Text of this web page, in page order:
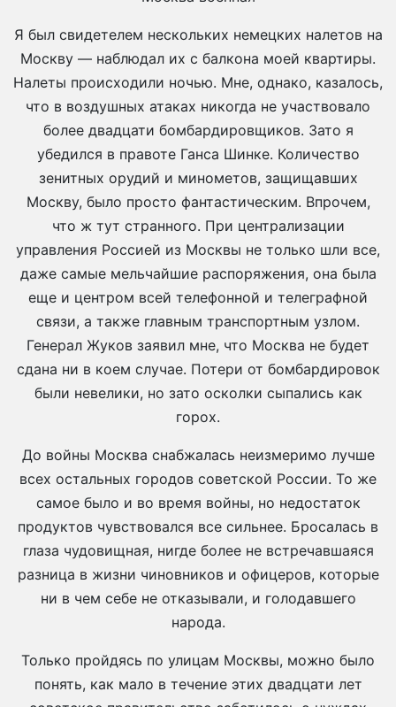
Я был свидетелем нескольких немецких налетов на
Москву — наблюдал их с балкона моей квартиры.
Налеты происходили ночью. Мне, однако, казалось,
что в воздушных атаках никогда не участвовало
более двадцати бомбардировщиков. Зато я
убедился в правоте Ганса Шинке. Количество
зенитных орудий и минометов, защищавших
Москву, было просто фантастическим. Впрочем,
что ж тут странного. При централизации
управления Россией из Москвы не только шли все,
даже самые мельчайшие распоряжения, она была
еще и центром всей телефонной и телеграфной
связи, а также главным транспортным узлом.
Генерал Жуков заявил мне, что Москва не будет
сдана ни в коем случае. Потери от бомбардировок
были невелики, но зато осколки сыпались как
горох.
До войны Москва снабжалась неизмеримо лучше
всех остальных городов советской России. То же
самое было и во время войны, но недостаток
продуктов чувствовался все сильнее. Бросалась в
глаза чудовищная, нигде более не встречавшаяся
разница в жизни чиновников и офицеров, которые
ни в чем себе не отказывали, и голодавшего
народа.
Только пройдясь по улицам Москвы, можно было
понять, как мало в течение этих двадцати лет